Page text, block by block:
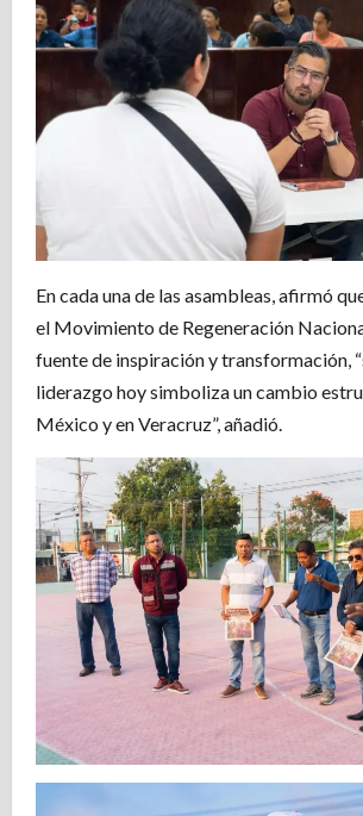
En cada una de las asambleas, afirmó
el Movimiento de Regeneración
fuente de inspiración y transformación,
liderazgo hoy simboliza un cambio
México y en Veracruz”, añadió.